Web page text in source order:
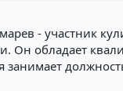
- участник
Он обладает
занимает